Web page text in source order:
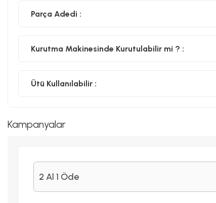
Parça Adedi :
Kurutma Makinesinde Kurutulabilir mi ? :
Ütü Kullanılabilir :
Kampanyalar
2 Al 1 Öde